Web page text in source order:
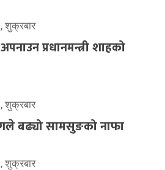
शुक्रबार
प्रधानमन्त्री शाहको
शुक्रबार
बढ्यो सामसुङको नाफा
शुक्रबार